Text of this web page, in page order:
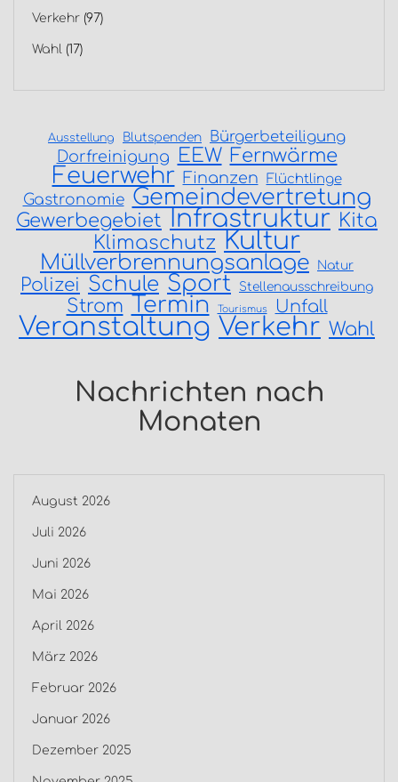
Verkehr (97)
Wahl (17)
Ausstellung Blutspenden Bürgerbeteiligung
Dorfreinigung EEW Fernwärme
Feuerwehr Finanzen Flüchtlinge
Gastronomie Gemeindevertretung
Gewerbegebiet Infrastruktur Kita
Klimaschutz Kultur
Müllverbrennungsanlage Natur
Polizei Schule Sport Stellenausschreibung
Strom Termin Tourismus Unfall
Veranstaltung Verkehr Wahl
Nachrichten nach
Monaten
August 2026
Juli 2026
Juni 2026
Mai 2026
April 2026
März 2026
Februar 2026
Januar 2026
Dezember 2025